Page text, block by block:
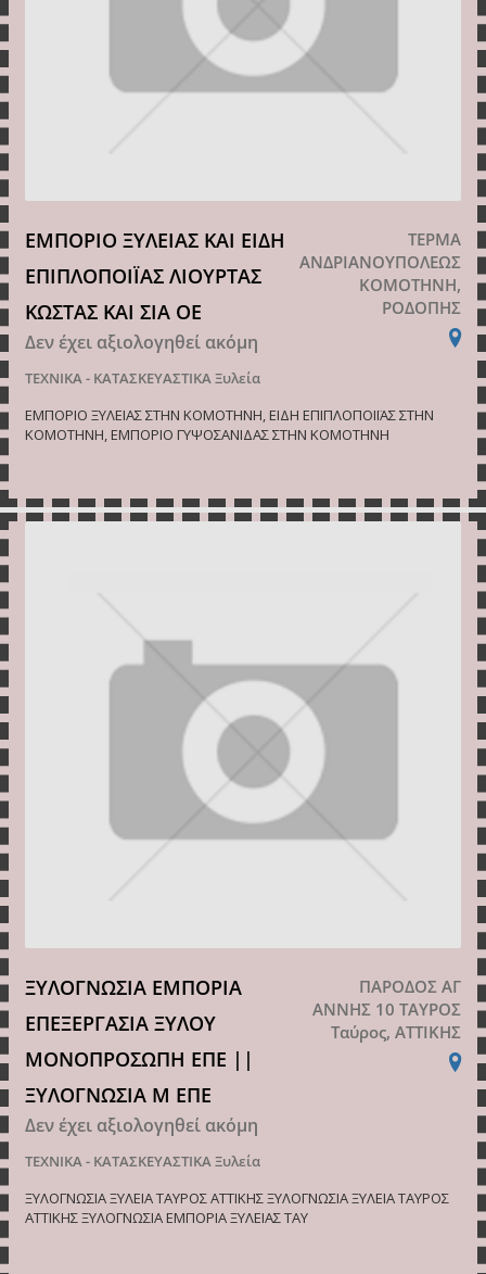
ΕΜΠΟΡΙΟ ΞΥΛΕΙΑΣ ΚΑΙ ΕΙΔΗ
ΕΠΙΠΛΟΠΟΙΪΑΣ ΛΙΟΥΡΤΑΣ
ΚΩΣΤΑΣ ΚΑΙ ΣΙΑ ΟΕ
Δεν έχει αξιολογηθεί ακόμη
ΤΕΧΝΙΚΑ - ΚΑΤΑΣΚΕΥΑΣΤΙΚΑΞυλεία
ΤΕΡΜΑ
ΑΝΔΡΙΑΝΟΥΠΟΛΕΩΣ
ΚΟΜΟΤΗΝΗ,
ΡΟΔΟΠΗΣ
ΕΜΠΟΡΙΟ ΞΥΛΕΙΑΣ ΣΤΗΝ ΚΟΜΟΤΗΝΗ, ΕΙΔΗ ΕΠΙΠΛΟΠΟΙΪΑΣ ΣΤΗΝ
ΚΟΜΟΤΗΝΗ, ΕΜΠΟΡΙΟ ΓΥΨΟΣΑΝΙΔΑΣ ΣΤΗΝ ΚΟΜΟΤΗΝΗ
ΞΥΛΟΓΝΩΣΙΑ ΕΜΠΟΡΙΑ
ΕΠΕΞΕΡΓΑΣΙΑ ΞΥΛΟΥ
ΜΟΝΟΠΡΟΣΩΠΗ ΕΠΕ ||
ΞΥΛΟΓΝΩΣΙΑ Μ ΕΠΕ
Δεν έχει αξιολογηθεί ακόμη
ΤΕΧΝΙΚΑ - ΚΑΤΑΣΚΕΥΑΣΤΙΚΑ Ξυλεία
ΠΑΡΟΔΟΣ ΑΓ
ΑΝΝΗΣ 10 ΤΑΥΡΟΣ
Ταύρος, ΑΤΤΙΚΗΣ
ΞΥΛΟΓΝΩΣΙΑ ΞΥΛΕΙΑ ΤΑΥΡΟΣ ΑΤΤΙΚΗΣ ΞΥΛΟΓΝΩΣΙΑ ΞΥΛΕΙΑ ΤΑΥΡΟΣ
ΑΤΤΙΚΗΣ ΞΥΛΟΓΝΩΣΙΑ ΕΜΠΟΡΙΑ ΞΥΛΕΙΑΣ ΤΑΥ